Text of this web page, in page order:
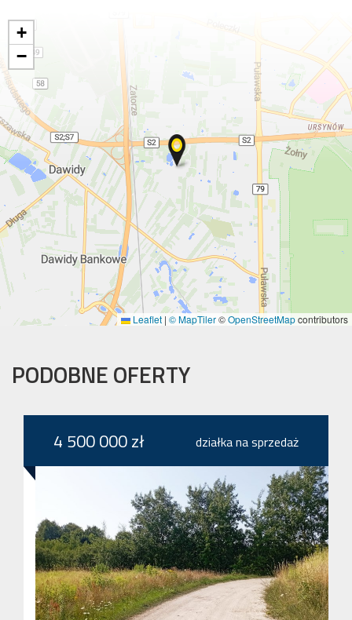
+
−
Leaflet | © MapTiler©OpenStreetMapcontributors
PODOBNE OFERTY
4 500 000 zł działka na sprzedaż